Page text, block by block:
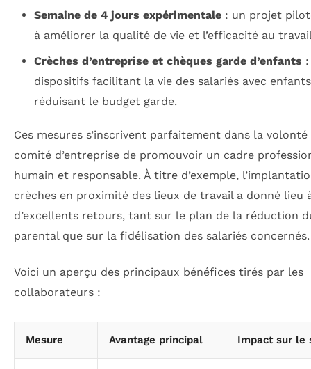
Semaine de 4 jours expérimentale: un projet
à améliorer la qualité de vie et l’efficacité au
Crèches d’entreprise et chèques garde d’enfants :
dispositifs facilitant la vie des salariés avec
réduisant le budget garde.
Ces mesures s’inscrivent parfaitement dans la volonté
comité d’entreprise de promouvoir un cadre
humain et responsable. À titre d’exemple,
crèches en proximité des lieux de travail a donné lieu
d’excellents retours, tant sur le plan de la réduction
parental que sur la fidélisation des salariés concernés.
Voici un aperçu des principaux bénéfices tirés par les
collaborateurs :
Mesure Avantage principal Impact sur le